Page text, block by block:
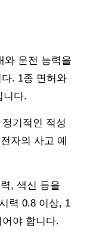
와 운전 능력을
. 1종 면허와
니다.
기적인 적성
자의 사고 예
, 색신 등을
력 0.8 이상, 1
야 합니다.